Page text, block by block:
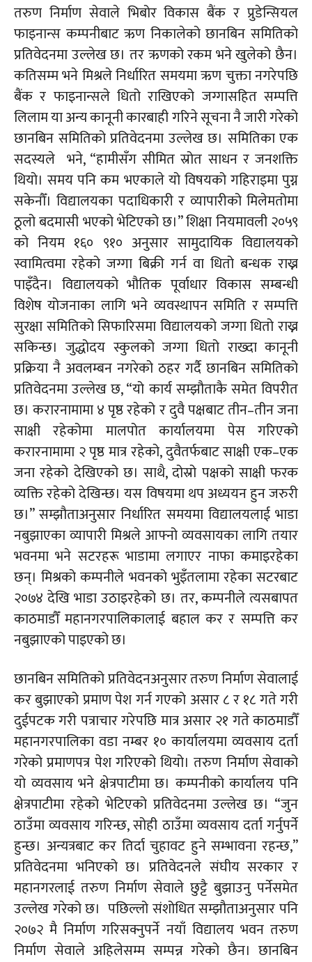
तरुण निर्माण सेवाले भिबोर विकास बैंक र प्रुडेन्सियल
फाइनान्स कम्पनीबाट ऋण निकालेको छानबिन समितिको
प्रतिवेदनमा उल्लेख छ। तर ऋणको रकम भने खुलेको छैन।
कतिसम्म भने मिश्रले निर्धारित समयमा ऋण चुक्ता नगरेपछि
बैंक र फाइनान्सले धितो राखिएको जग्गासहित सम्पत्ति
लिलाम या अन्य कानूनी कारबाही गरिने सूचना नै जारी गरेको
छानबिन समितिको प्रतिवेदनमा उल्लेख छ। समितिका एक
सदस्यले भने, “हामीसँग सीमित स्रोत साधन र जनशक्ति
थियो। समय पनि कम भएकाले यो विषयको गहिराइमा पुग्न
सकेनौँ। विद्यालयका पदाधिकारी र व्यापारीको मिलेमतोमा
ठूलो बदमासी भएको भेटिएको छ।” शिक्षा नियमावली २०५९
को नियम १६० ९१० अनुसार सामुदायिक विद्यालयको
स्वामित्वमा रहेको जग्गा बिक्री गर्न वा धितो बन्धक राख्न
पाइँदैन। विद्यालयको भौतिक पूर्वाधार विकास सम्बन्धी
विशेष योजनाका लागि भने व्यवस्थापन समिति र सम्पत्ति
सुरक्षा समितिको सिफारिसमा विद्यालयको जग्गा धितो राख्न
सकिन्छ। जुद्धोदय स्कुलको जग्गा धितो राख्दा कानूनी
प्रक्रिया नै अवलम्बन नगरेको ठहर गर्दै छानबिन समितिको
प्रतिवेदनमा उल्लेख छ, “यो कार्य सम्झौताकै समेत विपरीत
छ। करारनामामा ४ पृष्ठ रहेको र दुवै पक्षबाटतीन–तीनजना
साक्षी रहेकोमा मालपोत कार्यालयमा पेस गरिएको
करारनामामा २ पृष्ठ मात्र रहेको, दुवैतर्फबाट साक्षीएक–एक
जना रहेको देखिएको छ। साथै, दोस्रो पक्षको साक्षी फरक
व्यक्ति रहेको देखिन्छ। यस विषयमा थप अध्ययन हुन जरुरी
छ।” सम्झौताअनुसार निर्धारित समयमा विद्यालयलाई भाडा
नबुझाएका व्यापारी मिश्रले आफ्नो व्यवसायका लागि तयार
भवनमा भने सटरहरू भाडामा लगाएर नाफा कमाइरहेका
छन्। मिश्रको कम्पनीले भवनको भुइँतलामा रहेका सटरबाट
२०७४ देखि भाडा उठाइरहेको छ। तर, कम्पनीले त्यसबापत
काठमाडौँ महानगरपालिकालाई बहाल कर र सम्पत्ति कर
नबुझाएको पाइएको छ।
छानबिन समितिको प्रतिवेदनअनुसार तरुण निर्माण सेवालाई
कर बुझाएको प्रमाण पेश गर्न गएको असार ८ र १८ गते गरी
दुईपटक गरी पत्राचार गरेपछि मात्र असार २१ गते काठमाडौँ
महानगरपालिका वडा नम्बर १० कार्यालयमा व्यवसाय दर्ता
गरेको प्रमाणपत्र पेश गरिएको थियो। तरुण निर्माण सेवाको
यो व्यवसाय भने क्षेत्रपाटीमा छ। कम्पनीको कार्यालय पनि
क्षेत्रपाटीमा रहेको भेटिएको प्रतिवेदनमा उल्लेख छ। “जुन
ठाउँमा व्यवसाय गरिन्छ, सोही ठाउँमा व्यवसाय दर्ता गर्नुपर्ने
हुन्छ। अन्यत्रबाट कर तिर्दा चुहावट हुने सम्भावना रहन्छ,”
प्रतिवेदनमा भनिएको छ। प्रतिवेदनले संघीय सरकार र
महानगरलाई तरुण निर्माण सेवाले छुट्टै बुझाउनु पर्नेसमेत
उल्लेख गरेको छ। पछिल्लो संशोधित सम्झौताअनुसार पनि
२०७२ मै निर्माण गरिसक्नुपर्ने नयाँ विद्यालय भवन तरुण
निर्माण सेवाले अहिलेसम्म सम्पन्न गरेको छैन। छानबिन